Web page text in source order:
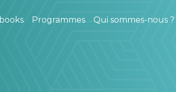
Programmes Qui sommes-nous ?